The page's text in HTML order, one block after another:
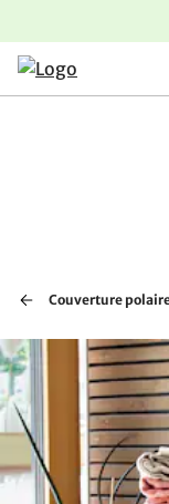
Aller au contenu
Aller à la navigation
Aller au pied de page
Couverture